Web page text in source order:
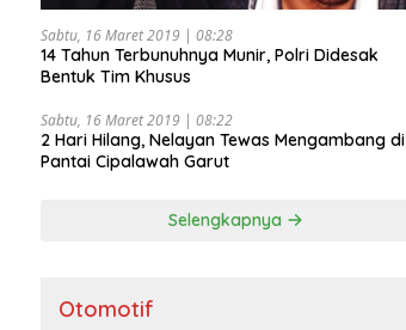
Sabtu, 16 Maret 2019 | 08:28
14 Tahun Terbunuhnya Munir, Polri Didesak
Bentuk Tim Khusus
Sabtu, 16 Maret 2019 | 08:22
2 Hari Hilang, Nelayan Tewas Mengambang di
Pantai Cipalawah Garut
Selengkapnya
Otomotif